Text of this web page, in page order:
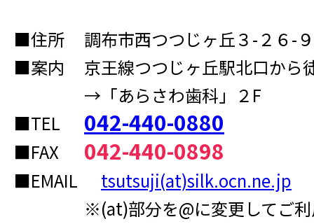
■住所
調布市西つつじヶ丘３-２６-
■案内
京王線つつじヶ丘駅北口から
→「あらさわ歯科」２F
■TEL
042-440-0880
■FAX 042-440-0898
■EMAIL
tsutsuji(at)silk.ocn.ne.jp
※(at)部分を@に変更してご